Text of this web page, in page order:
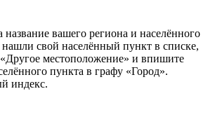
вашего региона и населённого
свой населённый пункт в списке,
местоположение» и впишите
пункта в графу «Город».
индекс.